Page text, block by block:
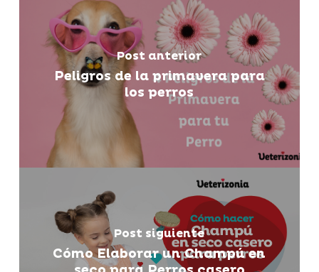
Post anterior
Peligros de la primavera para
los perros
Post siguiente
Cómo Elaborar un Champú en